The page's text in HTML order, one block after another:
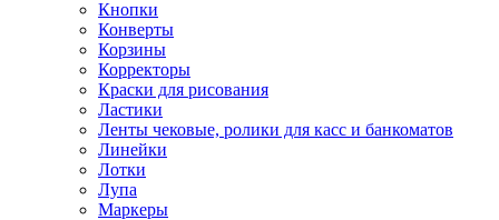
Кнопки
Конверты
Корзины
Корректоры
Краски для рисования
Ластики
Ленты чековые, ролики для касс и банкоматов
Линейки
Лотки
Лупа
Маркеры